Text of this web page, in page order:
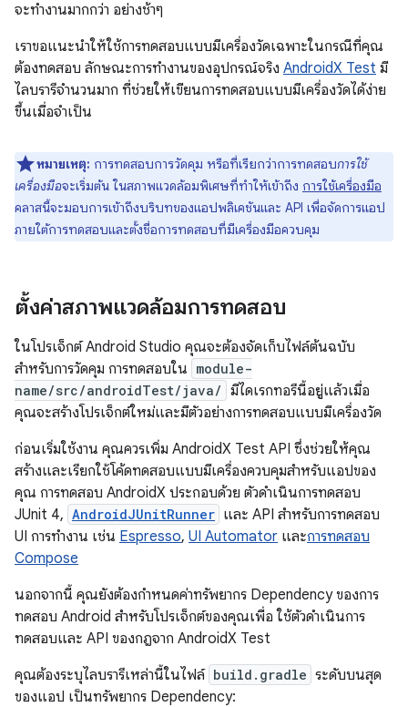
จะทํางานมากกว่า อย่างช้าๆ
เราขอแนะนำให้ใช้การทดสอบแบบมีเครื่องวัดเฉพาะในกรณีที่คุณ
ต้องทดสอบ ลักษณะการทำงานของอุปกรณ์จริง AndroidX Test มี
ไลบรารีจำนวนมาก ที่ช่วยให้เขียนการทดสอบแบบมีเครื่องวัดได้ง่าย
ขึ้นเมื่อจำเป็น
หมายเหตุ: การทดสอบการวัดคุม หรือที่เรียกว่าการทดสอบการใช้
เครื่องมือจะเริ่มต้น ในสภาพแวดล้อมพิเศษที่ทำให้เข้าถึง การใช้เครื่องมือ
คลาสนี้จะมอบการเข้าถึงบริบทของแอปพลิเคชันและ API เพื่อจัดการแอป
ภายใต้การทดสอบและตั้งชื่อการทดสอบที่มีเครื่องมือควบคุม
ตั้งค่าสภาพแวดล้อมการทดสอบ
ในโปรเจ็กต์ Android Studio คุณจะต้องจัดเก็บไฟล์ต้นฉบับ
สำหรับการวัดคุม การทดสอบใน module-
name/src/androidTest/java/ มีไดเรกทอรีนี้อยู่แล้วเมื่อ
คุณจะสร้างโปรเจ็กต์ใหม่และมีตัวอย่างการทดสอบแบบมีเครื่องวัด
ก่อนเริ่มใช้งาน คุณควรเพิ่ม AndroidX Test API ซึ่งช่วยให้คุณ
สร้างและเรียกใช้โค้ดทดสอบแบบมีเครื่องควบคุมสำหรับแอปของ
คุณ การทดสอบ AndroidX ประกอบด้วย ตัวดำเนินการทดสอบ
JUnit 4, AndroidJUnitRunner และ API สำหรับการทดสอบ
UI การทำงาน เช่น Espresso, UI Automator และการทดสอบ
Compose
นอกจากนี้ คุณยังต้องกำหนดค่าทรัพยากร Dependency ของการ
ทดสอบ Android สำหรับโปรเจ็กต์ของคุณเพื่อ ใช้ตัวดำเนินการ
ทดสอบและ API ของกฎจาก AndroidX Test
คุณต้องระบุไลบรารีเหล่านี้ในไฟล์ build.gradle ระดับบนสุด
ของแอป เป็นทรัพยากร Dependency: